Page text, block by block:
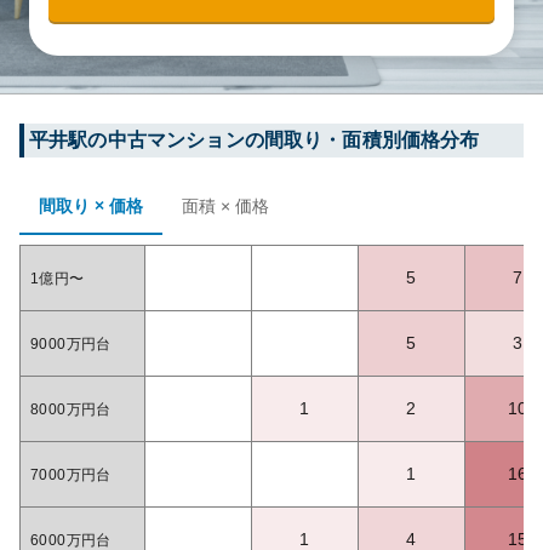
平井駅の中古マンションの間取り・面積別価格分布
間取り × 価格 面積 × 価格
1億円〜 5 7
9000万円台 5 3
8000万円台 1 2 10
7000万円台 1 16
6000万円台 1 4 15